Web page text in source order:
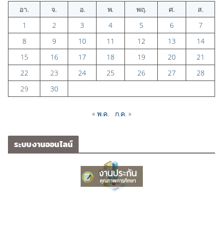
อา.
จ. อ. พ. พฤ. ศ.
ส.
1
2 3 4 5 6
7
8
9 10 11 12 13
14
15
16 17 18 19 20
21
22
23 24 25 26 27
28
29
30
« พ.ค. ก.ค. »
ระบบงานออนไลน์